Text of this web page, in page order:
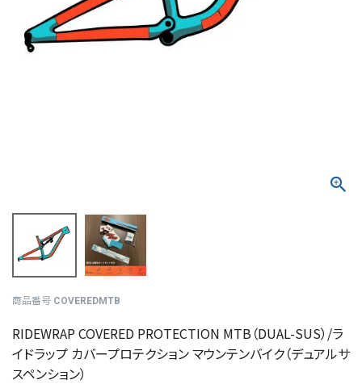
商品番号 COVEREDMTB
RIDEWRAP COVERED PROTECTION MTB（DUAL-SUS）/ラ
イドラップ カバープロテクション マウンテンバイク（デュアルサ
スペンション）